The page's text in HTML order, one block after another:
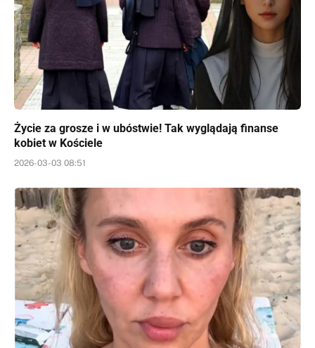
Życie za grosze i w ubóstwie! Tak wyglądają finanse
kobiet w Kościele
2026-03-03 08:51